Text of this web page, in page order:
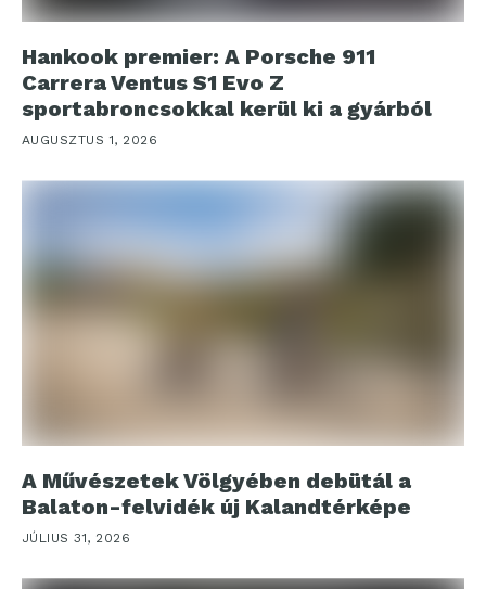
Hankook premier: A Porsche 911
Carrera Ventus S1 Evo Z
sportabroncsokkal kerül ki a gyárból
AUGUSZTUS 1, 2026
A Művészetek Völgyében debütál a
Balaton-felvidék új Kalandtérképe
JÚLIUS 31, 2026